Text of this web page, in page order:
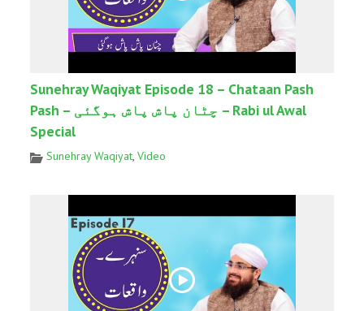
Sunehray Waqiyat Episode 18 – Chataan Pash
Pash – چٹان پاش پاش ہوگئی – Rabi ul Awal
Special
Sunehray Waqiyat, Video